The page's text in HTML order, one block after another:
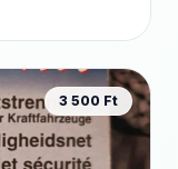
3 500 Ft